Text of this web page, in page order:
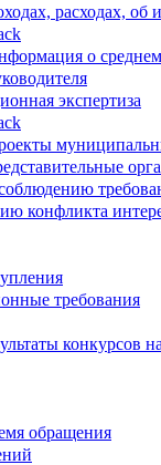
расходах, об
о
экспертиза
конфликта
требования
конкурсов
обращения